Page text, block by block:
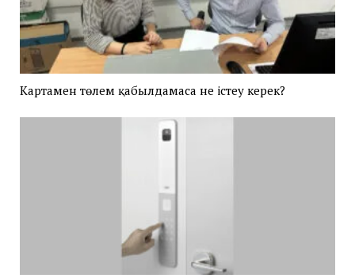
Картамен төлем қабылдамаса не істеу керек?